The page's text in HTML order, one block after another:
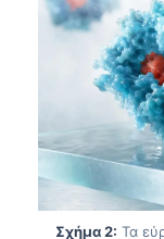
Σχήμα 2: Τα